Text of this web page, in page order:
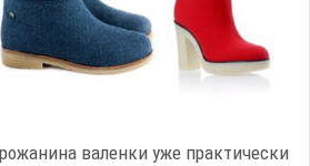
валенки уже практически